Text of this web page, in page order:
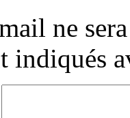
ne
indiqués